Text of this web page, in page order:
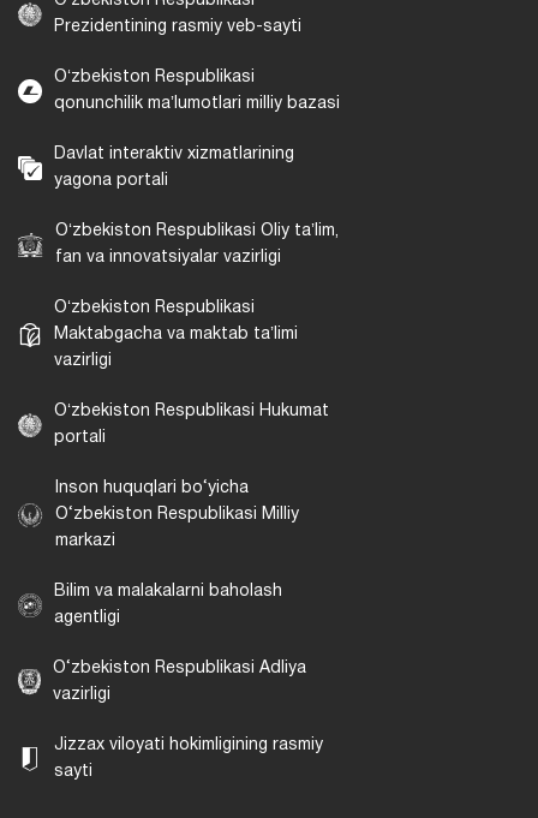
Prezidentining rasmiy veb-sayti
Oʻzbekiston Respublikasi
qonunchilik maʼlumotlari milliy bazasi
Davlat interaktiv xizmatlarining
yagona portali
Oʻzbekiston Respublikasi Oliy taʼlim,
fan va innovatsiyalar vazirligi
Oʻzbekiston Respublikasi
Maktabgacha va maktab taʼlimi
vazirligi
Oʻzbekiston Respublikasi Hukumat
portali
Inson huquqlari bo‘yicha
O‘zbekiston Respublikasi Milliy
markazi
Bilim va malakalarni baholash
agentligi
O‘zbekiston Respublikasi Adliya
vazirligi
Jizzax viloyati hokimligining rasmiy
sayti